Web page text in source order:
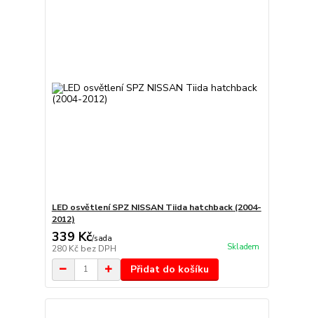
LED osvětlení SPZ NISSAN Tiida hatchback (2004-
2012)
339 Kč/sada
280 Kč bez DPH Skladem
Přidat do košíku